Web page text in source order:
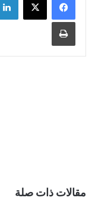
طباعة
مقالات ذات صلة